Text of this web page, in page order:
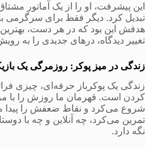
این پیشرفت، او را از یک آماتور
تبدیل کرد. دیگر فقط برای سرگرمی
هدفش این بود که در هر دست،
تغییر دیدگاه، درهای جدیدی را به
زندگی در میز پوکر: روزمرگی یک
زندگی یک پوکرباز حرفه‌ای، چیزی
کردن است. قهرمان ما روزش را با
شروع می‌کرد و نقاط ضعفش را پیدا
تمرین می‌کرد، چه آنلاین و چه با
نگه دارد.